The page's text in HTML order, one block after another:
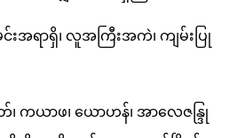
းအရာရှိ၊ လူအကြီးအကဲ၊ ကျမ်းပြု
ကယာဖ၊ ယောဟန်၊ အာလေဇန္ဒြု